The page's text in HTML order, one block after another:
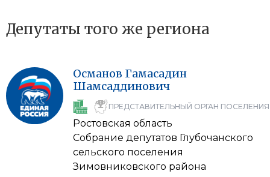
Депутаты того же региона
Османов Гамасадин
Шамсаддинович
ПРЕДСТАВИТЕЛЬНЫЙ ОРГАН ПОСЕЛЕНИЯ
Ростовская область
Собрание депутатов Глубочанского
сельского поселения
Зимовниковского района